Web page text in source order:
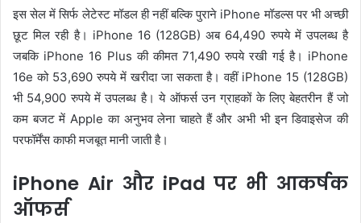
इस सेल में सिर्फ लेटेस्ट मॉडल ही नहीं बल्कि पुराने iPhone मॉडल्स पर भी अच्छी
छूट मिल रही है। iPhone 16 (128GB) अब 64,490 रुपये में उपलब्ध है
जबकि iPhone 16 Plus की कीमत 71,490 रुपये रखी गई है। iPhone
16e को 53,690 रुपये में खरीदा जा सकता है। वहीं iPhone 15 (128GB)
भी 54,900 रुपये में उपलब्ध है। ये ऑफर्स उन ग्राहकों के लिए बेहतरीन हैं जो
कम बजट में Apple का अनुभव लेना चाहते हैं और अभी भी इन डिवाइसेज की
परफॉर्मेंस काफी मजबूत मानी जाती है।
iPhone Air और iPad पर भी आकर्षक
ऑफर्स